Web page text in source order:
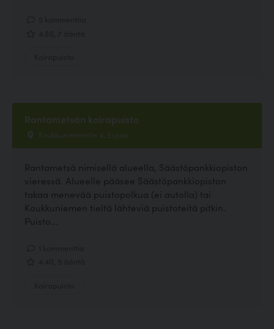
Rantametsän koirapuisto
Koukkuniementie 4, Espoo
Rantametsä nimisellä alueella, Säästöpankkiopiston
vieressä. Alueelle pääsee Säästöpankkiopiston
takaa menevää puistopolkua (ei autolla) tai
Koukkuniemen tieltä lähteviä puistoteitä pitkin.
Puisto...